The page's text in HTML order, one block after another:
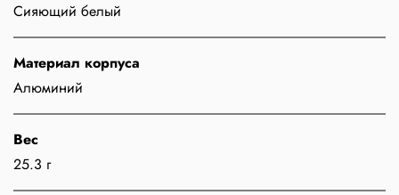
Сияющий белый
Материал корпуса
Алюминий
Вес
25.3 г